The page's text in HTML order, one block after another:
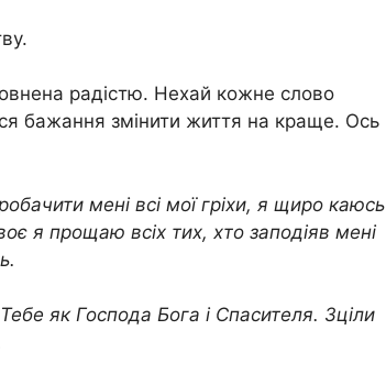
радістю. Нехай кожне слово
бажання змінити життя на краще. Ось
мені всі мої гріхи, я щиро каюсь
я прощаю всіх тих, хто заподіяв мені
як Господа Бога і Спасителя. Зціли